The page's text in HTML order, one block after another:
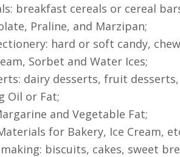
breakfast cereals or cereal
Praline, and Marzipan;
hard or soft candy,
Sorbet and Water Ices;
dairy desserts, fruit
Oil or Fat;
and Vegetable Fat;
for Bakery, Ice Cream,
making: biscuits, cakes, sweet